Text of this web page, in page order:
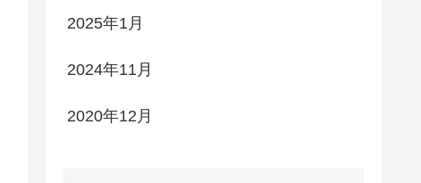
2025年1月
2024年11月
2020年12月